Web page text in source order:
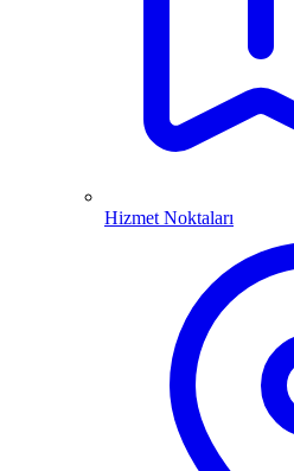
Hizmet Noktaları